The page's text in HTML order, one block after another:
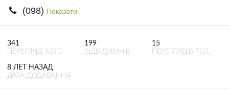
(098) Показати
341
ПЕРЕГЛЯД АВТО
199
ВІДВІДУВАЧІВ
15
ПЕРЕГЛЯДІВ ТЕЛ.
8 ЛЕТ НАЗАД
ДАТА ДОДАВАННЯ